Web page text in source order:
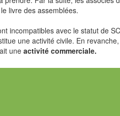
livre des assemblées.
incompatibles avec le statut de
une activité civile. En
uneactivité commerciale.